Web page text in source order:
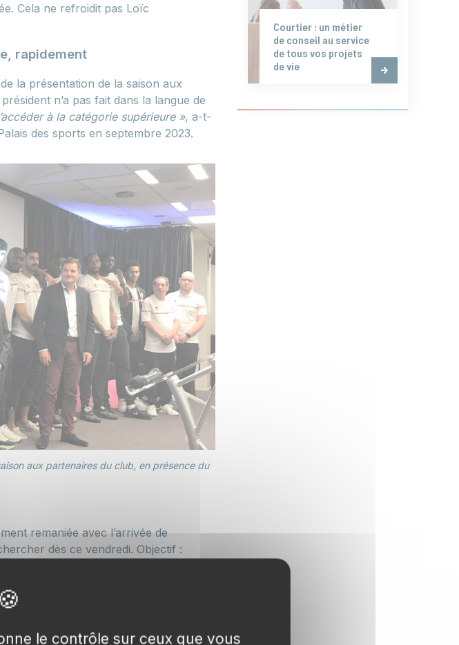
Cela ne refroidit pas Loïc
rapidement
la présentation de la saison aux
n’a pas fait dans la langue de
à la catégorie supérieure », a-t-
des sports en septembre 2023.
aux partenaires du club, en présence du
remaniée avec l’arrivée de
dès ce vendredi. Objectif :
du CBC
On n’a rien sans rien, il faudra aussi
Courtier : un métier
de conseil au service
de tous vos projets
de vie
le contrôle sur ceux que vous